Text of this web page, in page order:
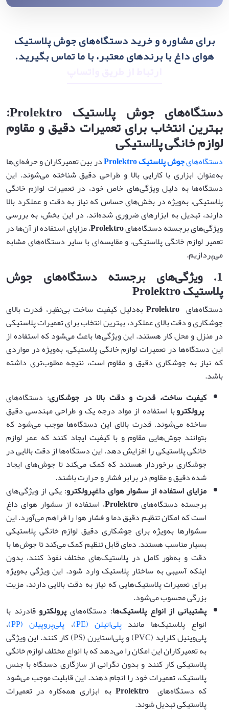
برای مشاوره و خرید دستگاه‌های جوش پلاستیک
هوای داغ با برندهای معتبر، با ما تماس بگیرید.
دستگاه‌های جوش پلاستیک
بهترین انتخاب برای تعمیرات دقیق و مقاوم
لوازم خانگی پلاستیکی
دستگاه‌هایجوش پلاستیکProlektro
در بین تعمیرکاران و حرفه‌ای‌ها
به‌عنوان ابزاری با کارایی بالا و طراحی دقیق شناخته می‌شوند. این
دستگاه‌ها به دلیل ویژگی‌های خاص خود، در تعمیرات لوازم خانگی
پلاستیکی، به‌ویژه در بخش‌های حساس که نیاز به دقت و عملکرد بالا
دارند، تبدیل به ابزارهای ضروری شده‌اند. در این بخش، به بررسی
ویژگی‌های برجسته دستگاه‌هایProlektro، مزایای استفاده از آن‌ها در
تعمیر لوازم خانگی پلاستیکی، و مقایسه‌ای با سایر دستگاه‌های مشابه
می‌پردازیم.
1. ویژگی‌های برجسته دستگاه‌های جوش
پلاستیکProlektro
دستگاه‌های Prolektroبه‌دلیل کیفیت ساخت بی‌نظیر، قدرت بالای
جوشکاری و دقت بالای عملکرد، بهترین انتخاب برای تعمیرات پلاستیکی
در منزل و محل کار هستند. این ویژگی‌ها باعث می‌شود که استفاده از
این دستگاه‌ها در تعمیرات لوازم خانگی پلاستیکی، به‌ویژه در مواردی
که نیاز به جوشکاری دقیق و مقاوم است، نتیجه مطلوب‌تری داشته
باشد.
کیفیت ساخت، قدرت و دقت بالا در جوشکاری: دستگاه‌های
پرولکتروبا استفاده از مواد درجه یک و طراحی مهندسی دقیق
ساخته می‌شوند. قدرت بالای این دستگاه‌ها موجب می‌شود که
بتوانند جوش‌هایی مقاوم و با کیفیت ایجاد کنند که عمر لوازم
خانگی پلاستیکی را افزایش دهد. این دستگاه‌ها از دقت بالایی در
جوشکاری برخوردار هستند که کمک می‌کند تا جوش‌های ایجاد
شده دقیق و مقاوم در برابر فشار و حرارت باشند.
مزایای استفاده از سشوار هوای داغپرولکترو: یکی از ویژگی‌های
برجسته دستگاه‌هایProlektro، استفاده از سشوار هوای داغ
است که امکان تنظیم دقیق دما و فشار هوا را فراهم می‌آورد. این
سشوارها به‌ویژه برای جوشکاری دقیق لوازم خانگی پلاستیکی
بسیار مناسب هستند. دمای قابل تنظیم کمک می‌کند تا جوش‌ها با
دقت و به‌طور کامل در پلاستیک‌های مختلف نفوذ کنند، بدون
اینکه آسیبی به ساختار پلاستیک وارد شود. این ویژگی به‌ویژه
برای تعمیرات پلاستیک‌هایی که نیاز به دقت بالایی دارند، مزیت
بزرگی محسوب می‌شود.
پشتیبانی از انواع پلاستیک‌ها: دستگاه‌هایپرولکتروقادرند با
انواع پلاستیک‌ها مانند پلی‌اتیلن (PE) ، پلی‌پروپیلن (PP)
،
پلی‌وینیل کلراید (PVC) و پلی‌استایرن (PS) کار کنند. این ویژگی
به تعمیرکاران این امکان را می‌دهد که با انواع مختلف لوازم خانگی
پلاستیکی کار کنند و بدون نگرانی از سازگاری دستگاه با جنس
پلاستیک، تعمیرات خود را انجام دهند. این قابلیت موجب می‌شود
که دستگاه‌هایProlektro به ابزاری همه‌کاره در تعمیرات
پلاستیکی تبدیل شوند.